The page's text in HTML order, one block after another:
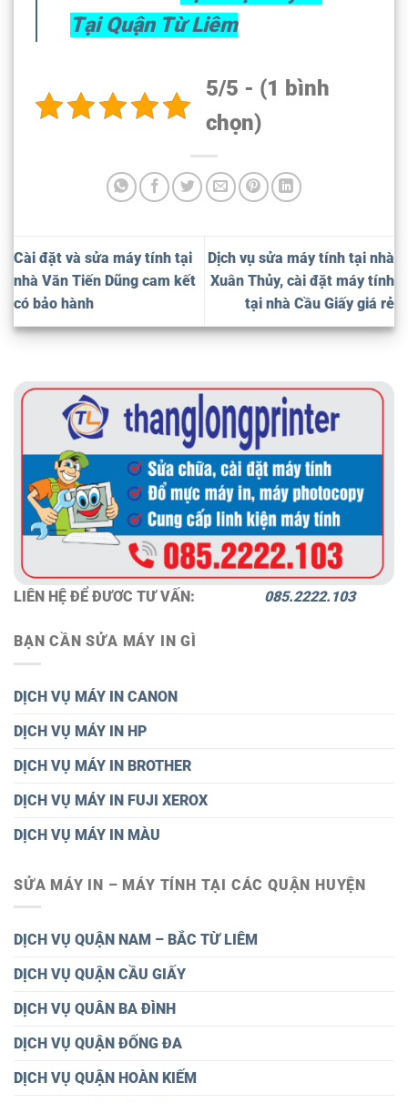
Tại Quận Từ Liêm
5/5 - (1 bình
chọn)
Cài đặt và sửa máy tính tại
nhà Văn Tiến Dũng cam kết
có bảo hành
Dịch vụ sửa máy tính tại nhà
Xuân Thủy, cài đặt máy tính
tại nhà Cầu Giấy giá rẻ
LIÊN HỆ ĐỂ ĐƯƠC TƯ VẤN: 085.2222.103
BẠN CẦN SỬA MÁY IN GÌ
DỊCH VỤ MÁY IN CANON
DỊCH VỤ MÁY IN HP
DỊCH VỤ MÁY IN BROTHER
DỊCH VỤ MÁY IN FUJI XEROX
DỊCH VỤ MÁY IN MÀU
SỬA MÁY IN – MÁY TÍNH TẠI CÁC QUẬN HUYỆN
DỊCH VỤ QUẬN NAM – BẮC TỪ LIÊM
DỊCH VỤ QUẬN CẦU GIẤY
DỊCH VỤ QUÂN BA ĐÌNH
DỊCH VỤ QUẬN ĐỐNG ĐA
DỊCH VỤ QUẬN HOÀN KIẾM